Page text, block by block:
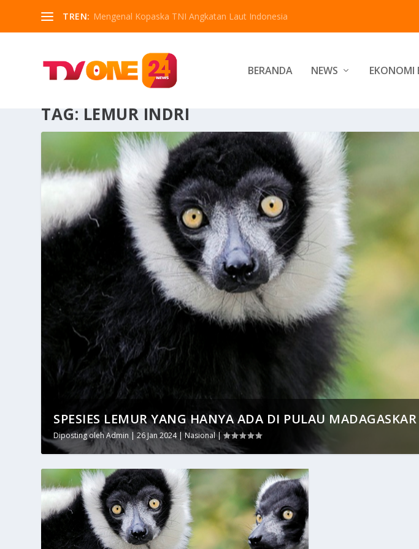
TREN: Mengenal Kopaska TNI Angkatan Laut Indonesia
BERANDA NEWS EKONOMI
TAG: LEMUR INDRI
SPESIES LEMUR YANG HANYA ADA DI PULAU MADAGASKAR
Diposting olehAdmin |26 Jan 2024|Nasional|